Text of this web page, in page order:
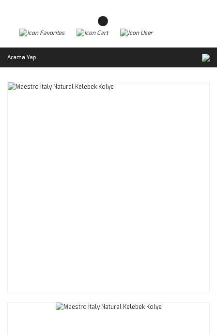
Arama Yap